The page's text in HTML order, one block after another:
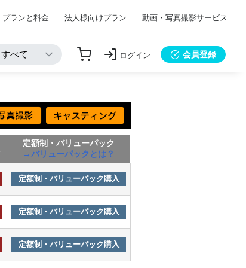
プランと料金 法人様向けプラン 動画・写真撮影サービス
ログイン 会員登録
定額制・バリューパック
→バリューパックとは？
定額制・バリューパック購入
定額制・バリューパック購入
定額制・バリューパック購入